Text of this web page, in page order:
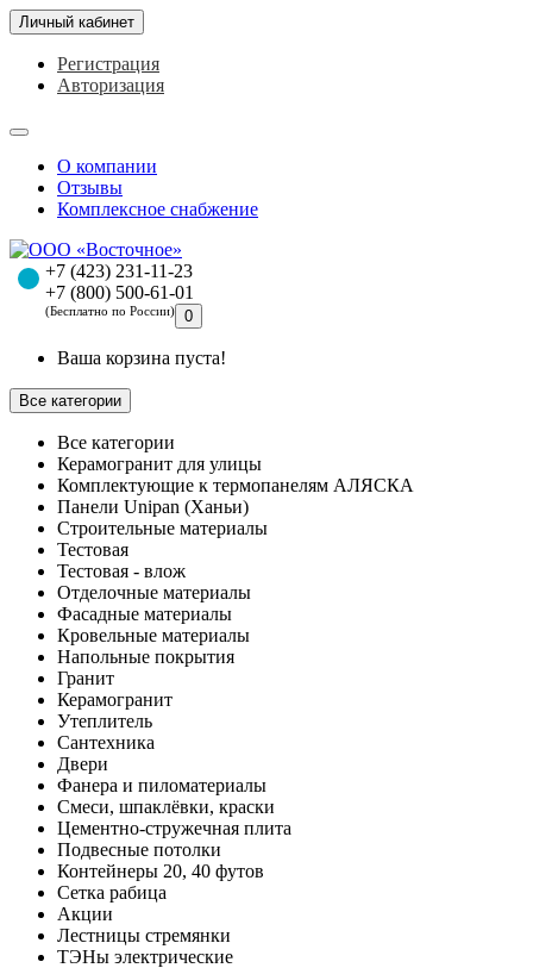
Личный кабинет
Регистрация
Авторизация
О компании
Отзывы
Комплексное снабжение
+7 (423) 231-11-23
+7 (800) 500-61-01
(Бесплатно по России) 0
Ваша корзина пуста!
Все категории
Все категории
Керамогранит для улицы
Комплектующие к термопанелям АЛЯСКА
Панели Unipan (Ханьи)
Строительные материалы
Тестовая
Тестовая - влож
Отделочные материалы
Фасадные материалы
Кровельные материалы
Напольные покрытия
Гранит
Керамогранит
Утеплитель
Сантехника
Двери
Фанера и пиломатериалы
Смеси, шпаклёвки, краски
Цементно-стружечная плита
Подвесные потолки
Контейнеры 20, 40 футов
Сетка рабица
Акции
Лестницы стремянки
ТЭНы электрические